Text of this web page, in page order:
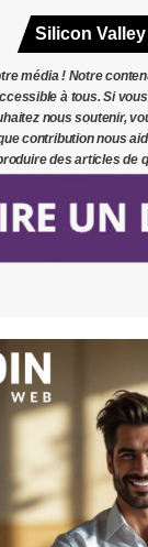
Silicon Valley
média ! Notre
à tous. Si
nous soutenir,
contribution nous
des articles de